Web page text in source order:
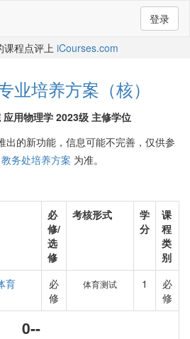
登录
课程点评上 iCourses.com
业培养方案（核）
用物理学 2023级 主修学位
出的新功能，信息可能不完善，仅供参
教务处培养方案 为准。
必
修/
选
修
考核形式
学
分
课
程
类
别
育
必
修
体育测试 1
必
修
0--